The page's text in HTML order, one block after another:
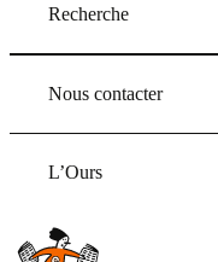
Recherche
Nous contacter
L’Ours